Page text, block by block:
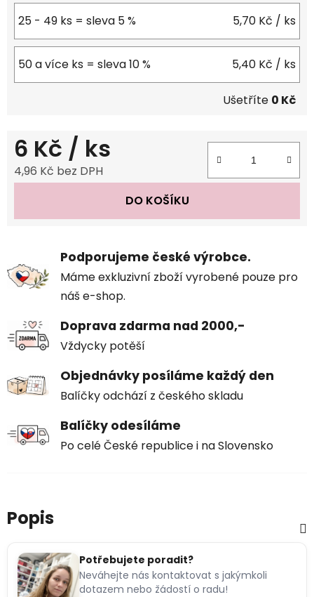
25 - 49 ks = sleva 5 % 5,70 Kč / ks
50 a více ks = sleva 10 % 5,40 Kč / ks
Ušetříte 0 Kč
6 Kč / ks
4,96 Kč bez DPH
DO KOŠÍKU
Podporujeme české výrobce.
Máme exkluzivní zboží vyrobené pouze pro
náš e-shop.
Doprava zdarma nad 2000,-
Vždycky potěší
Objednávky posíláme každý den
Balíčky odchází z českého skladu
Balíčky odesíláme
Po celé České republice i na Slovensko
Popis
Potřebujete poradit?
Neváhejte nás kontaktovat s jakýmkoli
dotazem nebo žádostí o radu!